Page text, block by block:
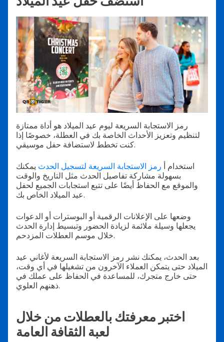
رمز الاستجابة السريعة ليوم عيد الميلاد هو أداة ممتازة
لتنظيم وتعزيز الأحداث الخاصة بك في العطلة، خصوصًا إذا
كنت تخطط لاستضافة حفل موسيقي.
استخدام أ رمز الاستجابة السريعة لتسجيل الحدث يمكنك
بسهولة مشاركة تفاصيل الحدث مثل التاريخ والوقت
والموقع مع الحفاظ أيضًا على تتبع استجابات الجميع لحفل
عيد الميلاد الخاص بك.
وضعها على الإعلانات الرقمية أو البوسترات أو الدعوات
يجعلها وسيلة ملائمة لزيادة الحضور وتبسيط إدارة الحدث
خلال موسم العطلات المزدحم.
بعد الحدث، يمكنك نشر رمز الاستجابة السريعة لأغاني عيد
الميلاد حتى يتمكن العملاء الآخرون من تشغيلها في أي وقت،
حتى خارج متجرك، للمساعدة في الحفاظ على عملك في
ذهنهم العلوي.
اختبر معرفتك بالعطلات من خلال
لعبة الثقافة العامة